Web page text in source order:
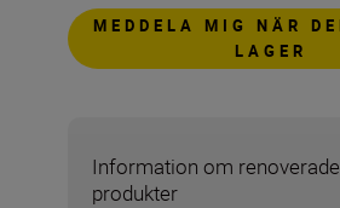
MEDDELA MIG NÄR
LAGER
Information om renoverade
produkter